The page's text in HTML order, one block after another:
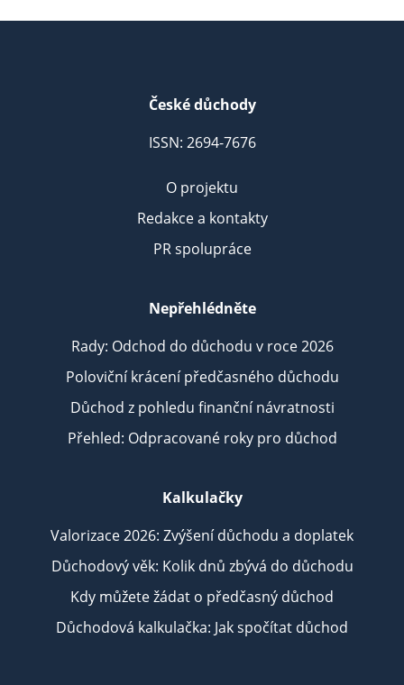
České důchody
ISSN: 2694-7676
O projektu
Redakce a kontakty
PR spolupráce
Nepřehlédněte
Rady: Odchod do důchodu v roce 2026
Poloviční krácení předčasného důchodu
Důchod z pohledu finanční návratnosti
Přehled: Odpracované roky pro důchod
Kalkulačky
Valorizace 2026: Zvýšení důchodu a doplatek
Důchodový věk: Kolik dnů zbývá do důchodu
Kdy můžete žádat o předčasný důchod
Důchodová kalkulačka: Jak spočítat důchod